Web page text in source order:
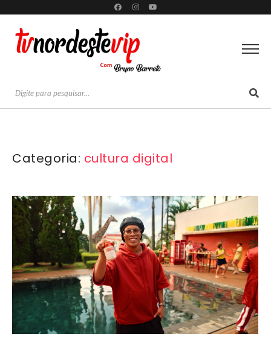
Categoria: cultura digital